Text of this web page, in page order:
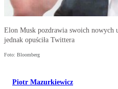
Elon Musk pozdrawia swoich nowych
jednak opuściła Twittera
Foto: Bloomberg
Piotr Mazurkiewicz